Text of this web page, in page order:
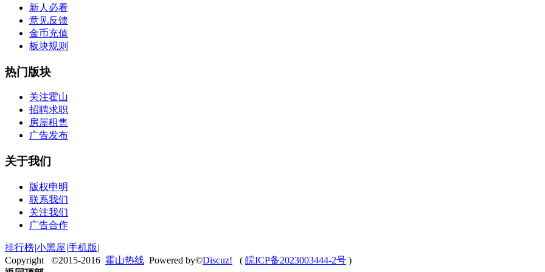
新人必看
意见反馈
金币充值
板块规则
热门版块
关注霍山
招聘求职
房屋租售
广告发布
关于我们
版权申明
联系我们
关注我们
广告合作
排行榜|小黑屋|手机版 |
Copyright ©2015-2016 霍山热线 Powered by©Discuz! ( 皖ICP备2023003444-2号 )